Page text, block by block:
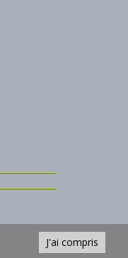
J'ai compris